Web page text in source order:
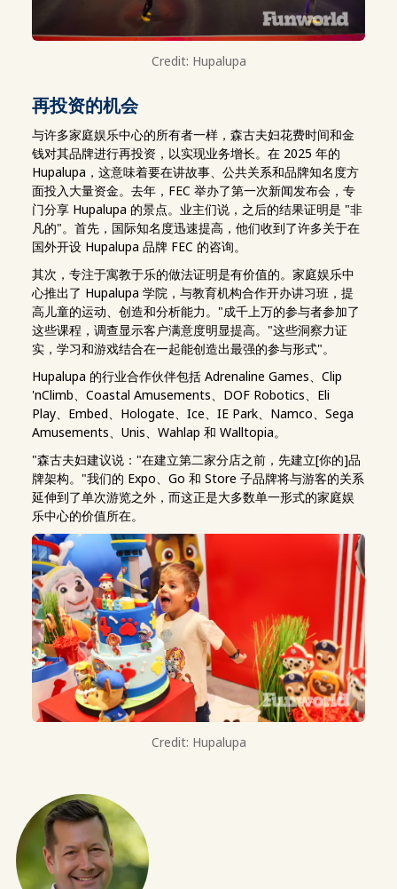
Credit: Hupalupa
再投资的机会
与许多家庭娱乐中心的所有者一样，森古夫妇花费时间和金
钱对其品牌进行再投资，以实现业务增长。在 2025 年的
Hupalupa，这意味着要在讲故事、公共关系和品牌知名度方
面投入大量资金。去年，FEC 举办了第一次新闻发布会，专
门分享 Hupalupa 的景点。业主们说，之后的结果证明是 "非
凡的"。首先，国际知名度迅速提高，他们收到了许多关于在
国外开设 Hupalupa 品牌 FEC 的咨询。
其次，专注于寓教于乐的做法证明是有价值的。家庭娱乐中
心推出了 Hupalupa 学院，与教育机构合作开办讲习班，提
高儿童的运动、创造和分析能力。"成千上万的参与者参加了
这些课程，调查显示客户满意度明显提高。"这些洞察力证
实，学习和游戏结合在一起能创造出最强的参与形式"。
Hupalupa 的行业合作伙伴包括 Adrenaline Games、Clip
'nClimb、Coastal Amusements、DOF Robotics、Eli
Play、Embed、Hologate、Ice、IE Park、Namco、Sega
Amusements、Unis、Wahlap 和 Walltopia。
"森古夫妇建议说："在建立第二家分店之前，先建立[你的]品
牌架构。"我们的 Expo、Go 和 Store 子品牌将与游客的关系
延伸到了单次游览之外，而这正是大多数单一形式的家庭娱
乐中心的价值所在。
Credit: Hupalupa